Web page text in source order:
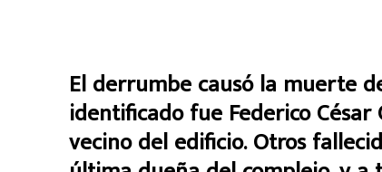
El derrumbe causó la muerte
identificado fue Federico
vecino del edificio. Otros